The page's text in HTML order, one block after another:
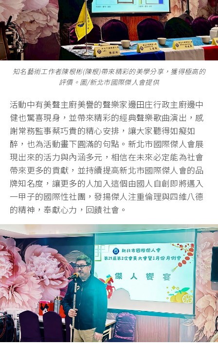
知名藝術工作者陳根彬(陳根)帶來精彩的美學分享，獲得極高的
評價。圖/新北市國際傑人會提供
活動中有美聲主廚美譽的聲樂家邊田庄行政主廚邊中
健也驚喜現身，並帶來精彩的經典聲樂歌曲演出，感
謝常務監事蔡巧貴的精心安排，讓大家聽得如癡如
醉，也為活動畫下圓滿的句點。新北市國際傑人會展
現出來的活力與內涵多元，相信在未來必定能為社會
帶來更多的貢獻，並持續提高新北市國際傑人會的品
牌知名度，讓更多的人加入這個由國人自創即將邁入
一甲子的國際性社團，發揚傑人注重倫理與四維八德
的精神，奉獻心力，回饋社會。